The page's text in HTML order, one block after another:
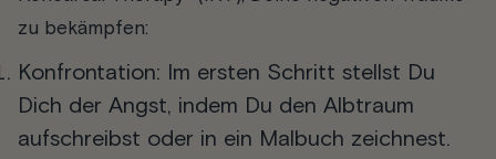
zu bekämpfen:
Konfrontation: Im ersten Schritt stellst Du
Dich der Angst, indem Du den Albtraum
aufschreibst oder in ein Malbuch zeichnest.